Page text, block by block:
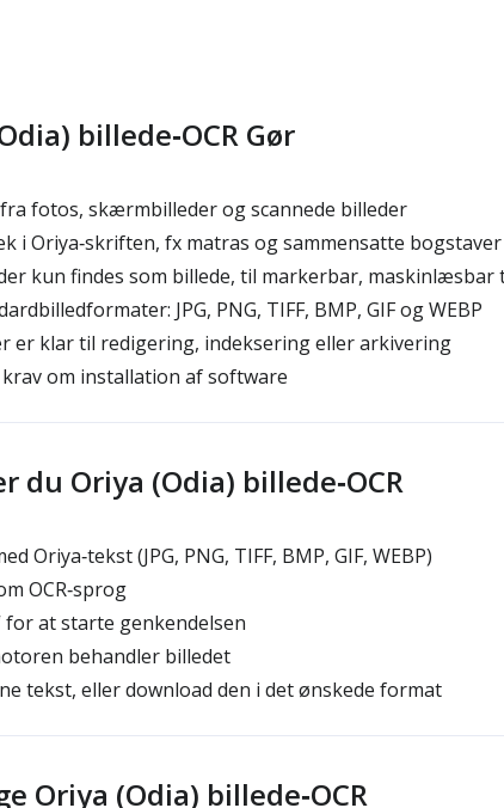
billede‑OCR Gør
fra fotos, skærmbilleder og scannede billeder
i Oriya‑skriften, fx matras og sammensatte
kun findes som billede, til markerbar, maskinlæsbar
JPG, PNG, TIFF, BMP, GIF og WEBP
er klar til redigering, indeksering eller arkivering
om installation af software
du Oriya (Odia) billede‑OCR
Oriya‑tekst (JPG, PNG, TIFF, BMP, GIF, WEBP)
OCR‑sprog
for at starte genkendelsen
behandler billedet
tekst, eller download den i det ønskede format
Oriya (Odia) billede‑OCR